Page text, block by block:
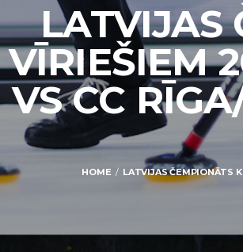
LATVIJAS
VĪRIEŠIEM
VS CC
HOME LATVIJAS ČEMPIONĀTS